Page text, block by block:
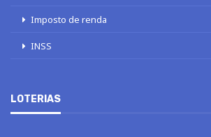
Imposto de renda
INSS
LOTERIAS